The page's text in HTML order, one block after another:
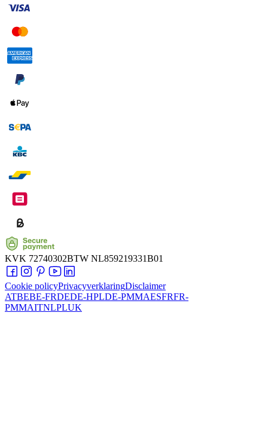
KVK 72740302BTW NL859219331B01
Cookie policyPrivacyverklaringDisclaimer
ATBEBE-FRDEDE-HPLDE-PMMAESFRFR-
PMMAITNLPLUK